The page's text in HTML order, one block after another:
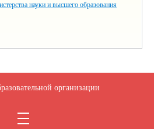
науки и высшего образования
организации